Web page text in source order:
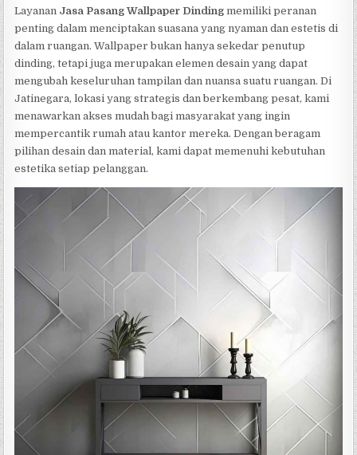
Layanan Jasa Pasang Wallpaper Dinding memiliki peranan
penting dalam menciptakan suasana yang nyaman dan estetis di
dalam ruangan. Wallpaper bukan hanya sekedar penutup
dinding, tetapi juga merupakan elemen desain yang dapat
mengubah keseluruhan tampilan dan nuansa suatu ruangan. Di
Jatinegara, lokasi yang strategis dan berkembang pesat, kami
menawarkan akses mudah bagi masyarakat yang ingin
mempercantik rumah atau kantor mereka. Dengan beragam
pilihan desain dan material, kami dapat memenuhi kebutuhan
estetika setiap pelanggan.